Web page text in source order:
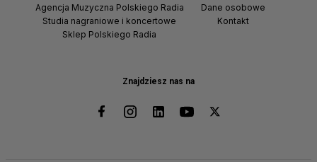
Znajdziesz nas na
Agencja Muzyczna Polskiego Radia
Studia nagraniowe i koncertowe
Sklep Polskiego Radia
Dane osobowe
Kontakt